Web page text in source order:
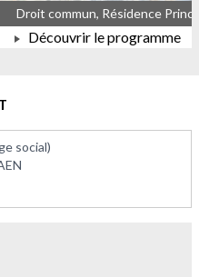
Découvrir le programme
social)